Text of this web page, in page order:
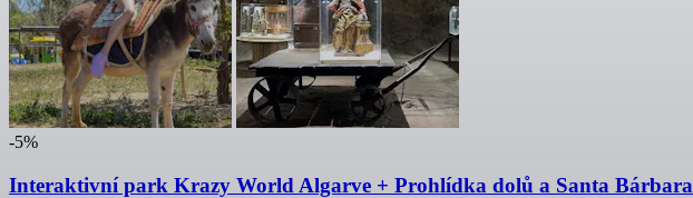
-5%
Interaktivní park Krazy World Algarve + Prohlídka dolů a Santa Bárbara